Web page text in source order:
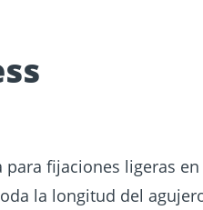
para fijaciones ligeras
la longitud del